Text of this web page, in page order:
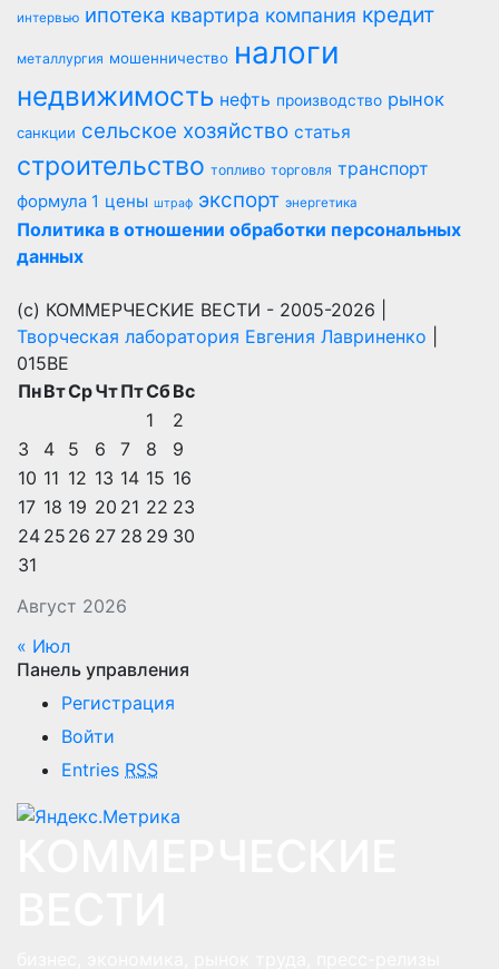
интервью ипотека квартира компания кредит
металлургия мошенничество налоги
недвижимость нефть производство рынок
санкции сельское хозяйство статья
строительство топливо торговля транспорт
формула 1 цены штраф экспорт энергетика
Политика в отношении обработки персональных
данных
(с) КОММЕРЧЕСКИЕ ВЕСТИ - 2005-2026 |
Творческая лаборатория Евгения Лавриненко
015BE
Август 2026
ПнВтСрЧтПтСбВс
1
2
3
4 5 6 7 8
9
10 11 12 13 14 15 16
17 18 19 20 21 22 23
24 25 26 27 28 29 30
31
« Июл
Панель управления
Регистрация
Войти
Entries RSS